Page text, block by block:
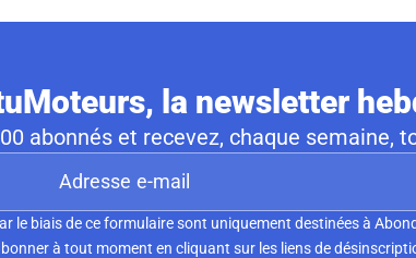
la newsletter
abonnés et recevez, chaque semaine,
le biais de ce formulaire sont uniquement destinées à
à tout moment en cliquant sur les liens de